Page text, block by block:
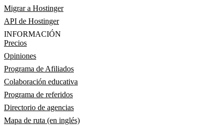
Migrar a Hostinger
API de Hostinger
INFORMACIÓN
Precios
Opiniones
Programa de Afiliados
Colaboración educativa
Programa de referidos
Directorio de agencias
Mapa de ruta (en inglés)